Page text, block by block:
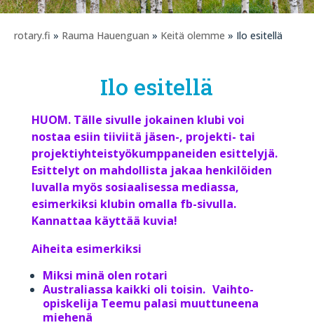
rotary.fi » Rauma Hauenguan » Keitä olemme » Ilo esitellä
Ilo esitellä
HUOM. Tälle sivulle jokainen klubi voi
nostaa esiin tiiviitä jäsen-, projekti- tai
projektiyhteistyökumppaneiden esittelyjä.
Esittelyt on mahdollista jakaa henkilöiden
luvalla myös sosiaalisessa mediassa,
esimerkiksi klubin omalla fb-sivulla.
Kannattaa käyttää kuvia!
Aiheita esimerkiksi
Miksi minä olen rotari
Australiassa kaikki oli toisin. Vaihto-
opiskelija Teemu palasi muuttuneena
miehenä